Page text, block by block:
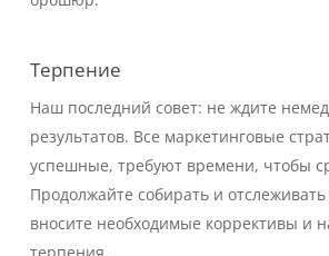
Терпение
Наш последний совет: не ждите
результатов. Все маркетинговые
успешные, требуют времени, чтобы
Продолжайте собирать и
вносите необходимые коррективы и